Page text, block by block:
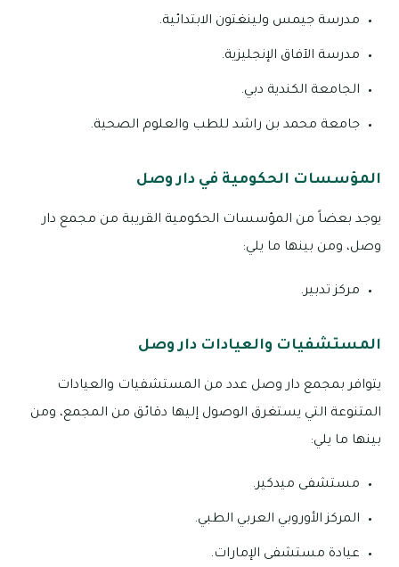
مدرسة جيمس ولينغتون الابتدائية.
مدرسة الآفاق الإنجليزية.
الجامعة الكندية دبي.
جامعة محمد بن راشد للطب والعلوم الصحية.
المؤسسات الحكومية في دار وصل
يوجد بعضاً من المؤسسات الحكومية القريبة من مجمع دار
وصل، ومن بينها ما يلي:
مركز تدبير.
المستشفيات والعيادات دار وصل
يتوافر بمجمع دار وصل عدد من المستشفيات والعيادات
المتنوعة التي يستغرق الوصول إليها دقائق من المجمع، ومن
بينها ما يلي:
مستشفى ميدكير.
المركز الأوروبي العربي الطبي.
عيادة مستشفى الإمارات.